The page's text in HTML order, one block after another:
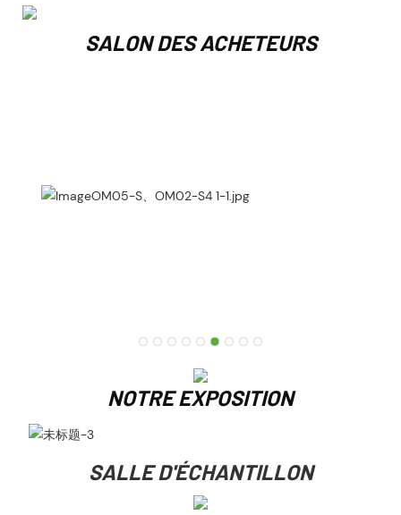
SALON DES ACHETEURS
NOTRE EXPOSITION
SALLE D'ÉCHANTILLON